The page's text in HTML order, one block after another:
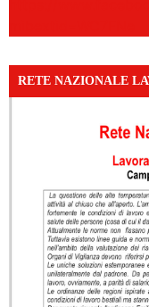
RETE NAZIONALE